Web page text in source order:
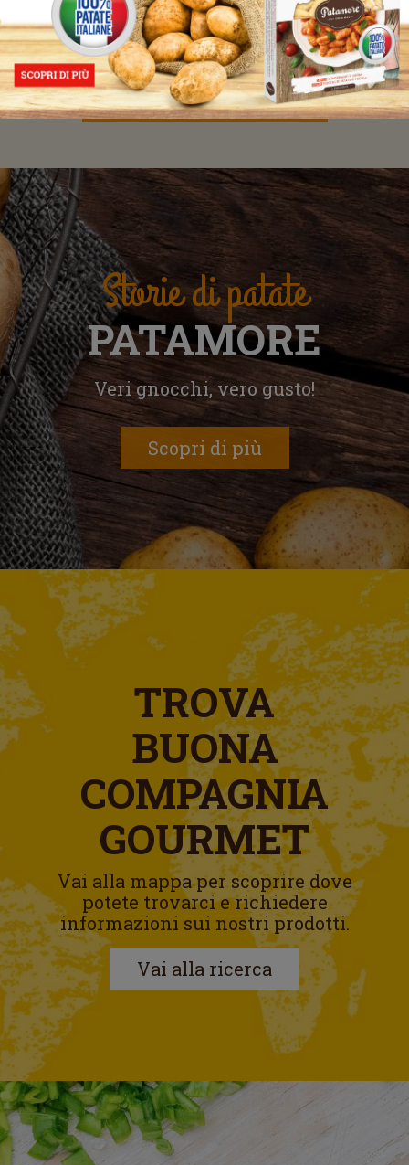
Confezione da 350gr.
Scopri tutte le ricette
Storie di patate
PATAMORE
Veri gnocchi, vero gusto!
Scopri di più
TROVA
BUONA
COMPAGNIA
GOURMET
Vai alla mappa per scoprire dove
potete trovarci e richiedere
informazioni sui nostri prodotti.
Vai alla ricerca